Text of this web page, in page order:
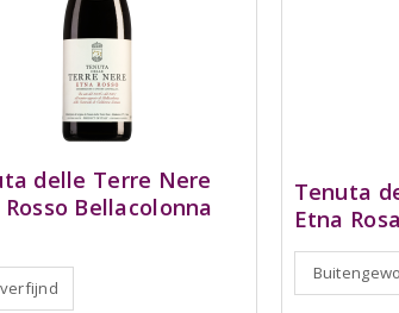
delle Terre Nere
Bellacolonna
Tenuta
Etna